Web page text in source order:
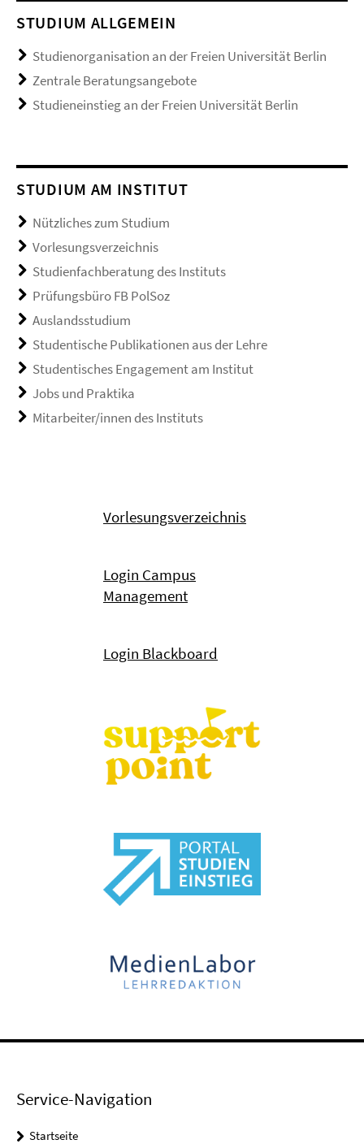
STUDIUM ALLGEMEIN
Studienorganisation an der Freien Universität Berlin
Zentrale Beratungsangebote
Studieneinstieg an der Freien Universität Berlin
STUDIUM AM INSTITUT
Nützliches zum Studium
Vorlesungsverzeichnis
Studienfachberatung des Instituts
Prüfungsbüro FB PolSoz
Auslandsstudium
Studentische Publikationen aus der Lehre
Studentisches Engagement am Institut
Jobs und Praktika
Mitarbeiter/innen des Instituts
Vorlesungsverzeichnis
Login Campus
Management
Login Blackboard
Service-Navigation
Startseite